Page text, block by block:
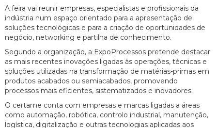
A feira vai reunir empresas, especialistas e profissionais da
indústria num espaço orientado para a apresentação de
soluções tecnológicas e para a criação de oportunidades de
negócio, networking e partilha de conhecimento.
Segundo a organização, a ExpoProcessos pretende destacar
as mais recentes inovações ligadas às operações, técnicas e
soluções utilizadas na transformação de matérias-primas em
produtos acabados ou semiacabados, promovendo
processos mais eficientes, sistematizados e inovadores.
O certame conta com empresas e marcas ligadas a áreas
como automação, robótica, controlo industrial, manutenção,
logística, digitalização e outras tecnologias aplicadas aos